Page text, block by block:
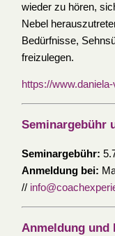
wieder zu hören,
Nebel
Bedürfnisse,
freizulegen.
https://
Seminargebühr
Seminargebühr:
Anmeldung bei:
//
Anmeldung und